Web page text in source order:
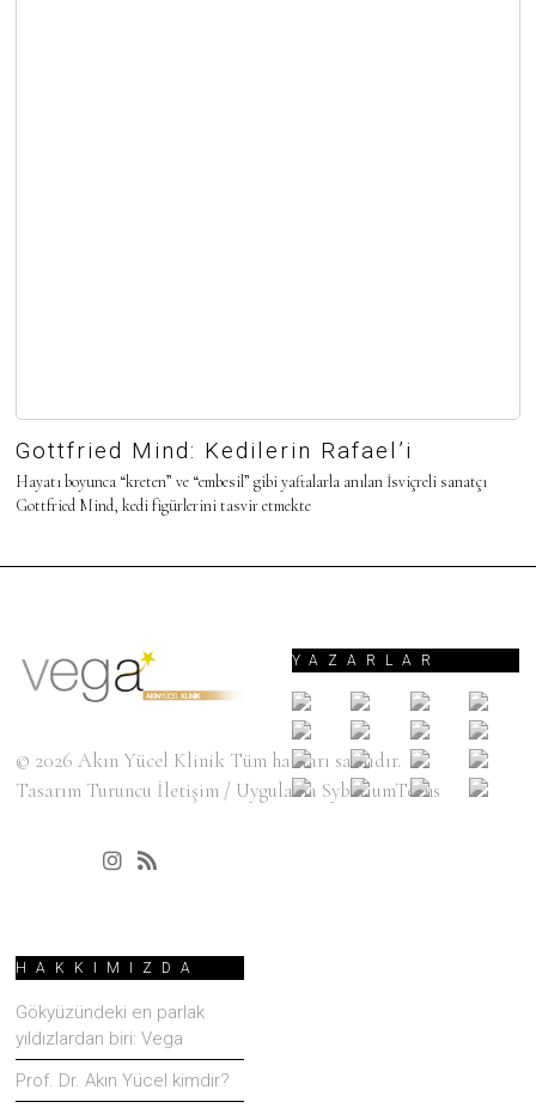
Gottfried Mind: Kedilerin Rafael’i
Hayatı boyunca “kreten” ve “embesil” gibi yaftalarla anılan İsviçreli sanatçı
Gottfried Mind, kedi figürlerini tasvir etmekte
© 2026Akın Yücel Klinik Tüm hakları saklıdır.
Tasarım Turuncu İletişim / Uygulama SyberiumTechs
YAZARLAR
HAKKIMIZDA
Gökyüzündeki en parlak
yıldızlardan biri: Vega
Prof. Dr. Akın Yücel kimdir?